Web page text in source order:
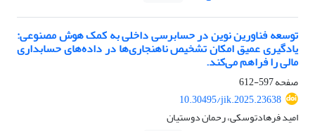
توسعه فناورین نوین در حسابرسی داخلی به کمک هوش مصنوعی:
یادگیری عمیق امکان تشخیص ناهنجاری‌ها در داده‌های حسابداری
مالی را فراهم می‌کند.
صفحه597-612
10.30495/jik.2025.23638
امید فرهادتوسکی، رحمان دوستیان